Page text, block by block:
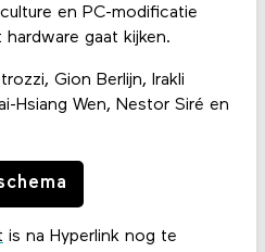
en PC-modificatie
gaat kijken.
Gion Berlijn, Irakli
Hsiang Wen, Nestor Siré en
is na Hyperlink nog te